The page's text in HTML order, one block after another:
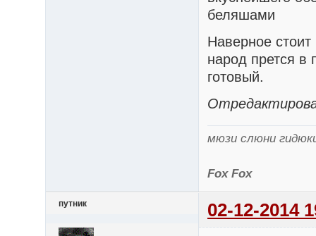
беляшами
Наверное стоит
народ прется
готовый.
мюзи слюни
Fox Fox
путник 02-12-2014